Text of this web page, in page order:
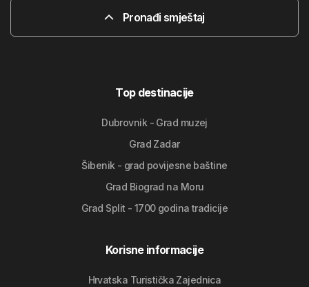
Pronađi smještaj
Top destinacije
Dubrovnik - Grad muzej
Grad Zadar
Šibenik - grad povijesne baštine
Grad Biograd na Moru
Grad Split - 1700 godina tradicije
Korisne informacije
Hrvatska Turistička Zajednica